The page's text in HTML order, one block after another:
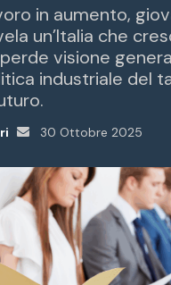
in aumento,
un’Italia che
visione
industriale del
Invia
30 Ottobre 2025